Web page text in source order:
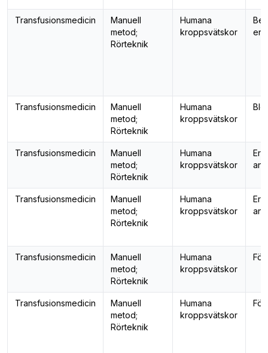
Transfusionsmedicin
Manuell
metod;
Rörteknik
Humana
kroppsvätskor
Transfusionsmedicin
Manuell
metod;
Rörteknik
Humana
kroppsvätskor
Transfusionsmedicin
Manuell
metod;
Rörteknik
Humana
kroppsvätskor
Transfusionsmedicin
Manuell
metod;
Rörteknik
Humana
kroppsvätskor
Transfusionsmedicin
Manuell
metod;
Rörteknik
Humana
kroppsvätskor
Transfusionsmedicin
Manuell
metod;
Rörteknik
Humana
kroppsvätskor